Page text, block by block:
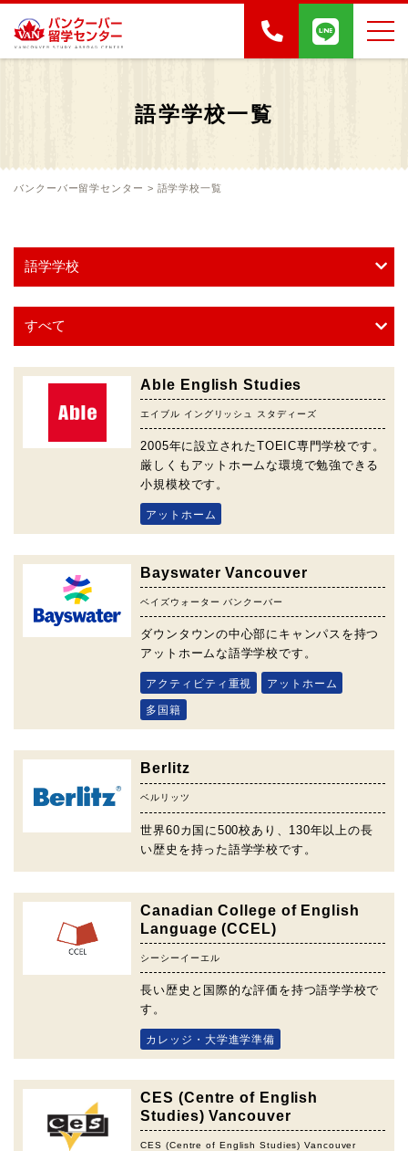
語学学校一覧
バンクーバー留学センター > 語学学校一覧
Able English Studies
エイブル イングリッシュ スタディーズ
2005年に設立されたTOEIC専門学校です。
厳しくもアットホームな環境で勉強できる
小規模校です。
アットホーム
Bayswater Vancouver
ベイズウォーター バンクーバー
ダウンタウンの中心部にキャンパスを持つ
アットホームな語学学校です。
アクティビティ重視 アットホーム
多国籍
Berlitz
ベルリッツ
世界60カ国に500校あり、130年以上の長
い歴史を持った語学学校です。
Canadian College of English
Language (CCEL)
シーシーイーエル
長い歴史と国際的な評価を持つ語学学校で
す。
カレッジ・大学進学準備
CES (Centre of English
Studies) Vancouver
CES (Centre of English Studies) Vancouver